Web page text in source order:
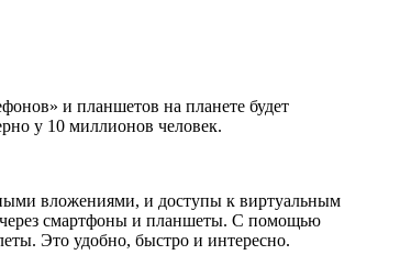
и планшетов на планете будет
у 10 миллионов человек.
вложениями, и доступы к виртуальным
через смартфоны и планшеты. С помощью
Это удобно, быстро и интересно.